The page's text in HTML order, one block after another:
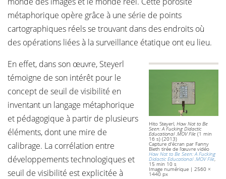
métaphorique opère grâce à une série de points
cartographiques réels se trouvant dans des endroits où
des opérations liées à la surveillance étatique ont eu lieu.
Hito Steyerl,How Not to Be
Seen: A Fucking Didactic
Educational .MOV File (1 min
16 s) (2013)
Capture d'écran par Fanny
Bieth tirée de l’œuvre vidéo
How Not to Be Seen: A Fucking
Didactic Educational .MOV File,
15 min 10 s
Image numérique | 2560 ×
1440 px
En effet, dans son œuvre, Steyerl
témoigne de son intérêt pour le
concept de seuil de visibilité en
inventant un langage métaphorique
et pédagogique à partir de plusieurs
éléments, dont une mire de
calibrage. La corrélation entre
développements technologiques et
seuil de visibilité est explicitée à